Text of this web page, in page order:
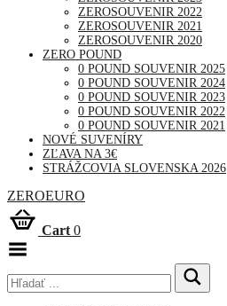
ZEROSOUVENIR 2022
ZEROSOUVENIR 2021
ZEROSOUVENIR 2020
ZERO POUND
0 POUND SOUVENIR 2025
0 POUND SOUVENIR 2024
0 POUND SOUVENIR 2023
0 POUND SOUVENIR 2022
0 POUND SOUVENIR 2021
NOVÉ SUVENÍRY
ZĽAVA NA 3€
STRÁŽCOVIA SLOVENSKA 2026
ZEROEURO
Cart 0